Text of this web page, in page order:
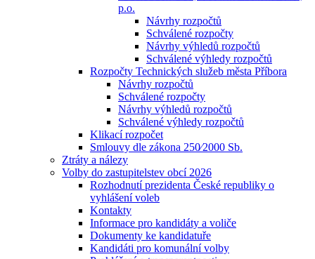
p.o.
Návrhy rozpočtů
Schválené rozpočty
Návrhy výhledů rozpočtů
Schválené výhledy rozpočtů
Rozpočty Technických služeb města Příbora
Návrhy rozpočtů
Schválené rozpočty
Návrhy výhledů rozpočtů
Schválené výhledy rozpočtů
Klikací rozpočet
Smlouvy dle zákona 250⁄2000 Sb.
Ztráty a nálezy
Volby do zastupitelstev obcí 2026
Rozhodnutí prezidenta České republiky o
vyhlášení voleb
Kontakty
Informace pro kandidáty a voliče
Dokumenty ke kandidatuře
Kandidáti pro komunální volby